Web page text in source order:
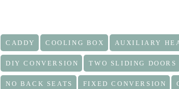
CADDY COOLING BOX AUXILIARY
DIY CONVERSION TWO SLIDING DOORS
NO BACK SEATS FIXED CONVERSION